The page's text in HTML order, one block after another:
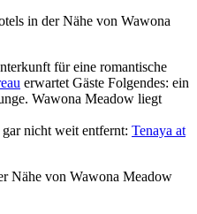
in der Nähe von Wawona
für eine romantische
erwartet Gäste Folgendes: ein
Wawona Meadow liegt
nicht weit entfernt: Tenaya at
Nähe von Wawona Meadow